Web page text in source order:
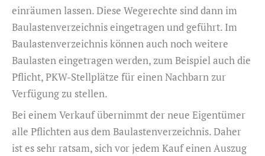
einräumen lassen. Diese Wegerechte sind dann im
Baulastenverzeichnis eingetragen und geführt. Im
Baulastenverzeichnis können auch noch weitere
Baulasten eingetragen werden, zum Beispiel auch die
Pflicht, PKW-Stellplätze für einen Nachbarn zur
Verfügung zu stellen.
Bei einem Verkauf übernimmt der neue Eigentümer
alle Pflichten aus dem Baulastenverzeichnis. Daher
ist es sehr ratsam, sich vor jedem Kauf einen Auszug